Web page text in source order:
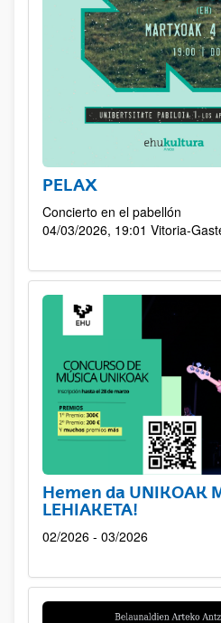
PELAX
Concierto en el pabellón
04/03/2026, 19:01 Vitoria-
Hemen da UNIKOAK
LEHIAKETA!
02/2026 - 03/2026